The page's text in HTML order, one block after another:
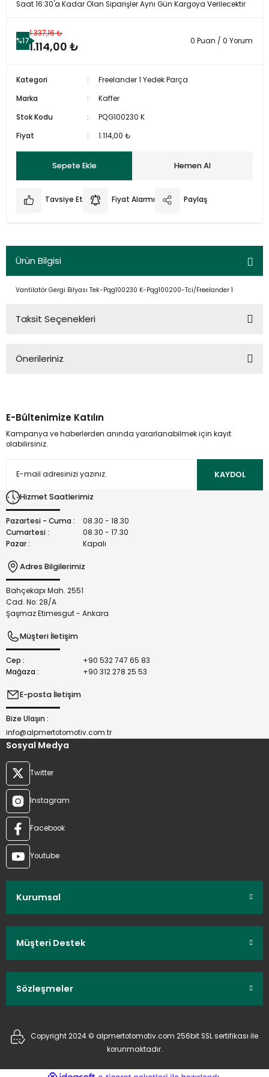
Saat 16:30'a Kadar Olan Siparişler Aynı Gün Kargoya Verilecektir
%17
1.337,16 ₺
1.114,00 ₺ 0 Puan / 0 Yorum
Kategori
Freelander 1 Yedek Parça
Marka
Kaffer
Stok Kodu
PQG100230 K
Fiyat
1.114,00 ₺
Sepete Ekle Hemen Al
Tavsiye Et Fiyat Alarmı Paylaş
Ürün Bilgisi
Vantilatör Gergi Bilyası Tek-Pqg100230 K-Pqg100200-Tci/Freelander 1
Taksit Seçenekleri
Önerileriniz
kullanarak tarafımıza iletebilirsiniz.
Görüş ve önerileriniz için teşekkür ederiz.
Ürün açıklamasında eksik bilgiler bulunuyor.
Bu ürüne benzer farklı alternatifler olmalı.
E-Bültenimize Katılın
Kampanya ve haberlerden anında yararlanabilmek için kayıt
olabilirsiniz.
KAYDOL
Hizmet Saatlerimiz
Pazartesi - Cuma :
08.30 - 18.30
Cumartesi :
08.30 - 17.30
Pazar :
Kapalı
Adres Bilgilerimiz
Bahçekapı Mah. 2551
Cad. No: 28/A
Şaşmaz Etimesgut - Ankara
Müşteri İletişim
Cep :
+90 532 747 65 83
Mağaza :
+90 312 278 25 53
E-posta İletişim
Bize Ulaşın :
info@alpmertotomotiv.com.tr
Sosyal Medya
Twitter
Instagram
Facebook
Youtube
Kurumsal
Müşteri Destek
Sözleşmeler
Copyright 2024 © alpmertotomotiv.com 256bit SSL sertifikası ile
korunmaktadır.